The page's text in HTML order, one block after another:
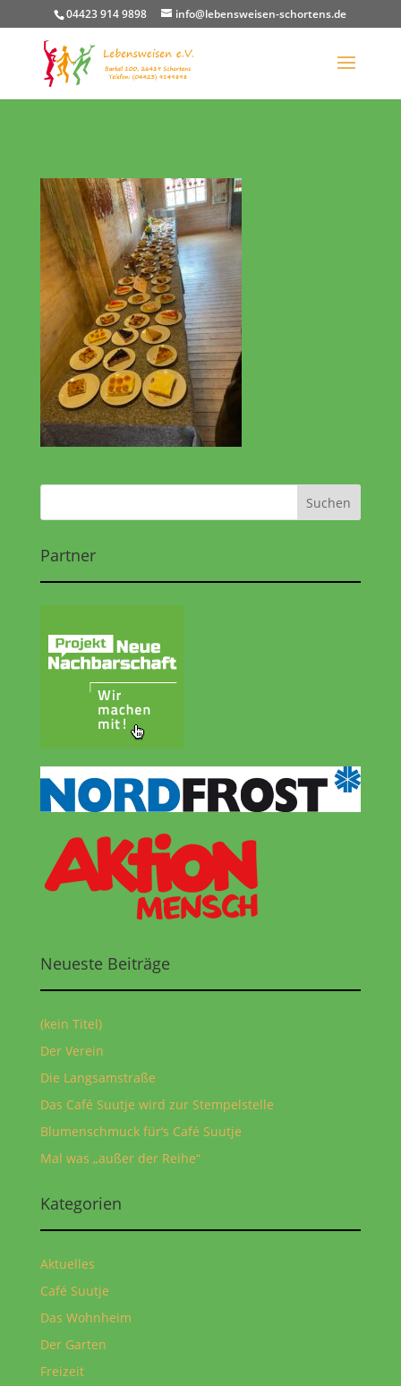
04423 914 9898 info@lebensweisen-schortens.de
Partner
Neueste Beiträge
(kein Titel)
Der Verein
Die Langsamstraße
Das Café Suutje wird zur Stempelstelle
Blumenschmuck für‘s Café Suutje
Mal was „außer der Reihe“
Kategorien
Aktuelles
Café Suutje
Das Wohnheim
Der Garten
Freizeit